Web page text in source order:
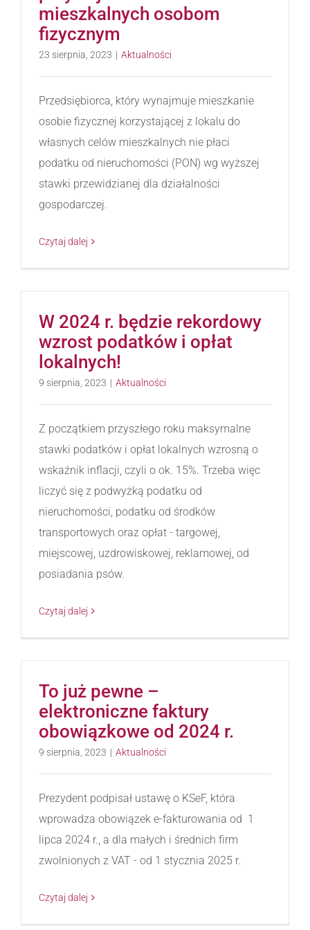
mieszkalnych osobom
fizycznym
23 sierpnia, 2023 | Aktualności
Przedsiębiorca, który wynajmuje mieszkanie
osobie fizycznej korzystającej z lokalu do
własnych celów mieszkalnych nie płaci
podatku od nieruchomości (PON) wg wyższej
stawki przewidzianej dla działalności
gospodarczej.
Czytaj dalej
W 2024 r. będzie rekordowy
wzrost podatków i opłat
lokalnych!
9 sierpnia, 2023 | Aktualności
Z początkiem przyszłego roku maksymalne
stawki podatków i opłat lokalnych wzrosną o
wskaźnik inflacji, czyli o ok. 15%. Trzeba więc
liczyć się z podwyżką podatku od
nieruchomości, podatku od środków
transportowych oraz opłat - targowej,
miejscowej, uzdrowiskowej, reklamowej, od
posiadania psów.
Czytaj dalej
To już pewne –
elektroniczne faktury
obowiązkowe od 2024 r.
9 sierpnia, 2023 | Aktualności
Prezydent podpisał ustawę o KSeF, która
wprowadza obowiązek e-fakturowania od 1
lipca 2024 r., a dla małych i średnich firm
zwolnionych z VAT - od 1 stycznia 2025 r.
Czytaj dalej